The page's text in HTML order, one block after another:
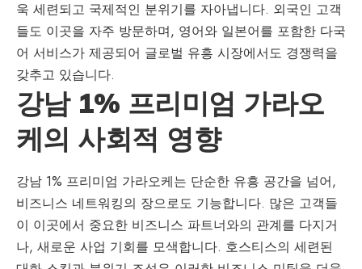
욱 세련되고 국제적인 분위기를 자아냅니다. 외국인 고객
들도 이곳을 자주 방문하며, 영어와 일본어를 포함한 다국
어 서비스가 제공되어 글로벌 유흥 시장에서도 경쟁력을
갖추고 있습니다.
강남 1% 프리미엄 가라오
케의 사회적 영향
강남 1% 프리미엄 가라오케는 단순한 유흥 공간을 넘어,
비즈니스 네트워킹의 장으로도 기능합니다. 많은 고객들
이 이곳에서 중요한 비즈니스 파트너와의 관계를 다지거
나, 새로운 사업 기회를 모색합니다. 호스티스의 세련된